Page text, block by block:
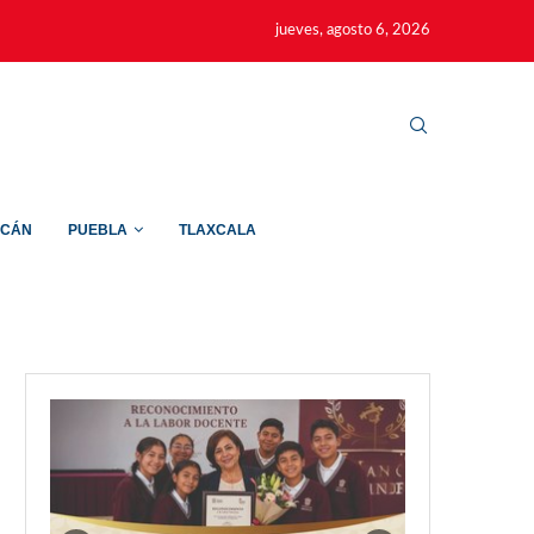
jueves, agosto 6, 2026
PUEBLA TLAXCALA